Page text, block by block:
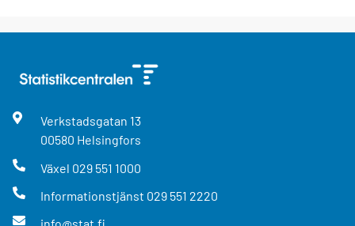
Verkstadsgatan 13
00580 Helsingfors
Växel 029 551 1000
Informationstjänst 029 551 2220